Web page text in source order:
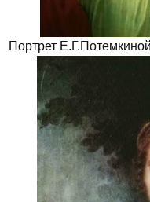
Портрет Е.Г.Потемкиной